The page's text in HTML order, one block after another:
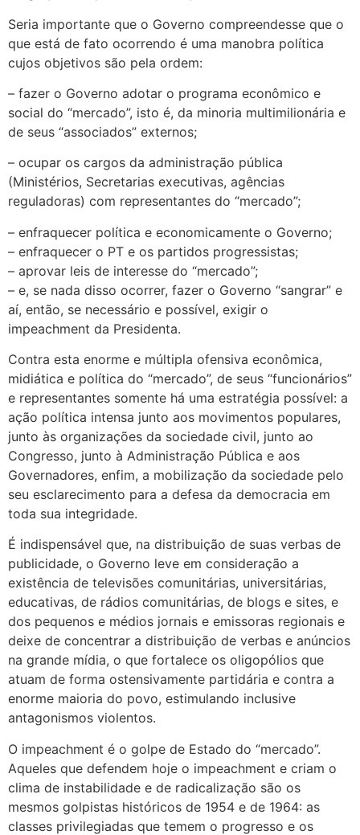
Seria importante que o Governo compreendesse que o
que está de fato ocorrendo é uma manobra política
cujos objetivos são pela ordem:
– fazer o Governo adotar o programa econômico e
social do “mercado”, isto é, da minoria multimilionária e
de seus “associados” externos;
– ocupar os cargos da administração pública
(Ministérios, Secretarias executivas, agências
reguladoras) com representantes do “mercado”;
– enfraquecer política e economicamente o Governo;
– enfraquecer o PT e os partidos progressistas;
– aprovar leis de interesse do “mercado”;
– e, se nada disso ocorrer, fazer o Governo “sangrar” e
aí, então, se necessário e possível, exigir o
impeachment da Presidenta.
Contra esta enorme e múltipla ofensiva econômica,
midiática e política do “mercado”, de seus “funcionários”
e representantes somente há uma estratégia possível: a
ação política intensa junto aos movimentos populares,
junto às organizações da sociedade civil, junto ao
Congresso, junto à Administração Pública e aos
Governadores, enfim, a mobilização da sociedade pelo
seu esclarecimento para a defesa da democracia em
toda sua integridade.
É indispensável que, na distribuição de suas verbas de
publicidade, o Governo leve em consideração a
existência de televisões comunitárias, universitárias,
educativas, de rádios comunitárias, de blogs e sites, e
dos pequenos e médios jornais e emissoras regionais e
deixe de concentrar a distribuição de verbas e anúncios
na grande mídia, o que fortalece os oligopólios que
atuam de forma ostensivamente partidária e contra a
enorme maioria do povo, estimulando inclusive
antagonismos violentos.
O impeachment é o golpe de Estado do “mercado”.
Aqueles que defendem hoje o impeachment e criam o
clima de instabilidade e de radicalização são os
mesmos golpistas históricos de 1954 e de 1964: as
classes privilegiadas que temem o progresso e os